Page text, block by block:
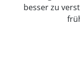
besser zu